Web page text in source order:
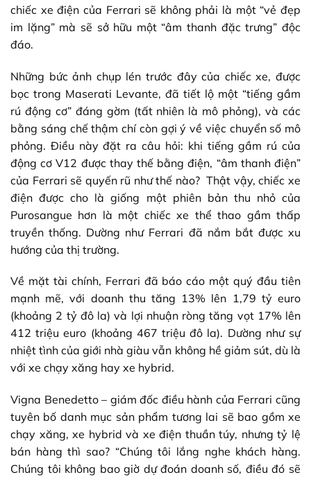
chiếc xe điện của Ferrari sẽ không phải là một “vẻ đẹp
im lặng” mà sẽ sở hữu một “âm thanh đặc trưng” độc
đáo.
Những bức ảnh chụp lén trước đây của chiếc xe, được
bọc trong Maserati Levante, đã tiết lộ một “tiếng gầm
rú động cơ” đáng gờm (tất nhiên là mô phỏng), và các
bằng sáng chế thậm chí còn gợi ý về việc chuyển số mô
phỏng. Điều này đặt ra câu hỏi: khi tiếng gầm rú của
động cơ V12 được thay thế bằng điện, “âm thanh điện”
của Ferrari sẽ quyến rũ như thế nào? Thật vậy, chiếc xe
điện được cho là giống một phiên bản thu nhỏ của
Purosangue hơn là một chiếc xe thể thao gầm thấp
truyền thống. Dường như Ferrari đã nắm bắt được xu
hướng của thị trường.
Về mặt tài chính, Ferrari đã báo cáo một quý đầu tiên
mạnh mẽ, với doanh thu tăng 13% lên 1,79 tỷ euro
(khoảng 2 tỷ đô la) và lợi nhuận ròng tăng vọt 17% lên
412 triệu euro (khoảng 467 triệu đô la). Dường như sự
nhiệt tình của giới nhà giàu vẫn không hề giảm sút, dù là
với xe chạy xăng hay xe hybrid.
Vigna Benedetto – giám đốc điều hành của Ferrari cũng
tuyên bố danh mục sản phẩm tương lai sẽ bao gồm xe
chạy xăng, xe hybrid và xe điện thuần túy, nhưng tỷ lệ
bán hàng thì sao? “Chúng tôi lắng nghe khách hàng.
Chúng tôi không bao giờ dự đoán doanh số, điều đó sẽ